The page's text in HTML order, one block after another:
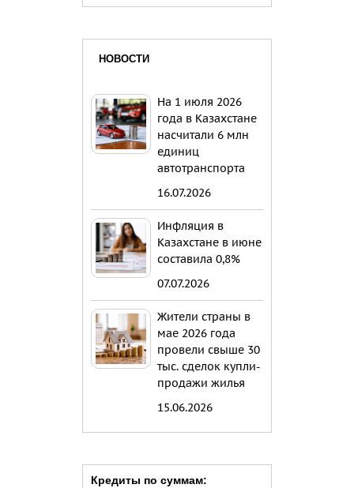
НОВОСТИ
На 1 июля 2026
года в Казахстане
насчитали 6 млн
единиц
автотранспорта
16.07.2026
Инфляция в
Казахстане в июне
составила 0,8%
07.07.2026
Жители страны в
мае 2026 года
провели свыше 30
тыс. сделок купли-
продажи жилья
15.06.2026
Кредиты по суммам: